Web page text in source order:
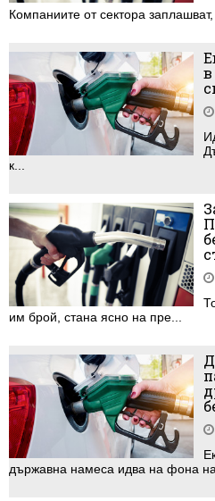
Компаниите от сектора
к...
им брой, стана ясно на пре...
държавна намеса идва на фона